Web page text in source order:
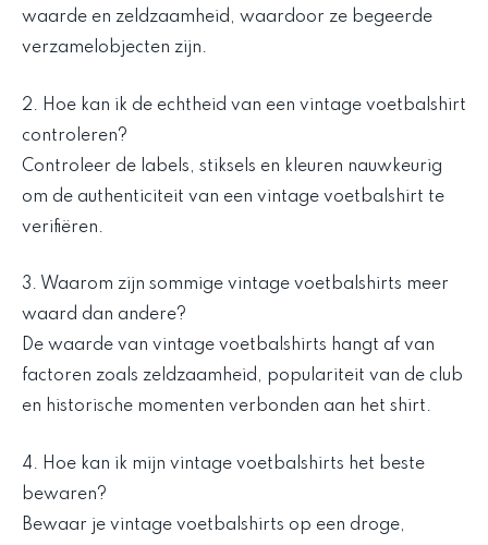
waarde en zeldzaamheid, waardoor ze begeerde
verzamelobjecten zijn.
2. Hoe kan ik de echtheid van een vintage voetbalshirt
controleren?
Controleer de labels, stiksels en kleuren nauwkeurig
om de authenticiteit van een vintage voetbalshirt te
verifiëren.
3. Waarom zijn sommige vintage voetbalshirts meer
waard dan andere?
De waarde van vintage voetbalshirts hangt af van
factoren zoals zeldzaamheid, populariteit van de club
en historische momenten verbonden aan het shirt.
4. Hoe kan ik mijn vintage voetbalshirts het beste
bewaren?
Bewaar je vintage voetbalshirts op een droge,